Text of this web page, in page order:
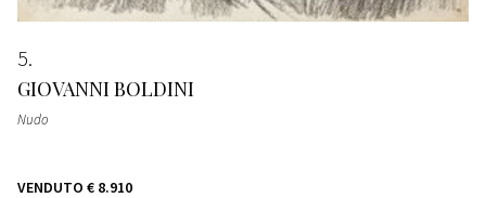
5
GIOVANNI BOLDINI
Nudo
VENDUTO € 8.910